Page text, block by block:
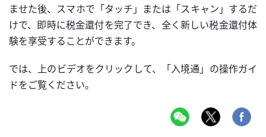
ませた後、スマホで「タッチ」または「スキャン」するだ
けで、即時に税金還付を完了でき、全く新しい税金還付体
験を享受することができます。
では、上のビデオをクリックして、「入境通」の操作ガイ
ドをご覧ください。